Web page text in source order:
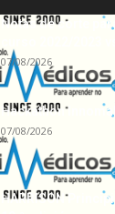
Notas de corte
curso 2022/2023
07/08/2026
Hackathon
07/08/2026
HARRISON